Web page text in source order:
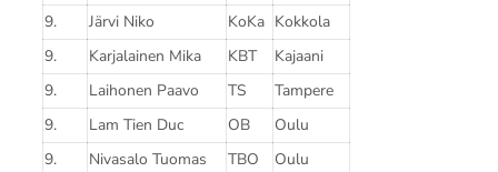
9.
Järvi Niko KoKa Kokkola
9.
Karjalainen Mika KBT
Kajaani
9.
Laihonen Paavo TS
Tampere
9.
Lam Tien Duc OB
Oulu
9.
Nivasalo Tuomas TBO
Oulu